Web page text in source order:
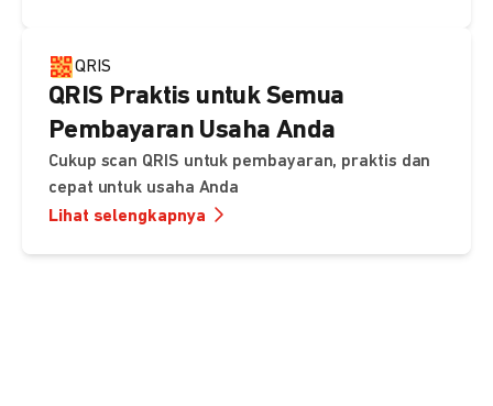
QRIS
QRIS Praktis untuk Semua
Pembayaran Usaha Anda
Cukup scan QRIS untuk pembayaran, praktis dan
cepat untuk usaha Anda
Lihat selengkapnya